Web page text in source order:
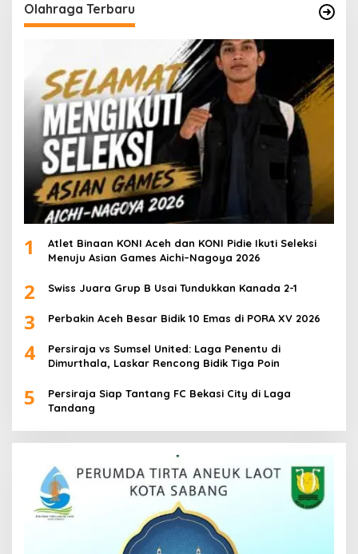
Olahraga Terbaru
1
Atlet Binaan KONI Aceh dan KONI Pidie Ikuti Seleksi
Menuju Asian Games Aichi–Nagoya 2026
2 Swiss Juara Grup B Usai Tundukkan Kanada 2-1
3 Perbakin Aceh Besar Bidik 10 Emas di PORA XV 2026
4
Persiraja vs Sumsel United: Laga Penentu di
Dimurthala, Laskar Rencong Bidik Tiga Poin
5
Persiraja Siap Tantang FC Bekasi City di Laga
Tandang